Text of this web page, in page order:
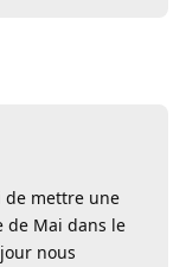
de mettre une
de Mai dans le
nous